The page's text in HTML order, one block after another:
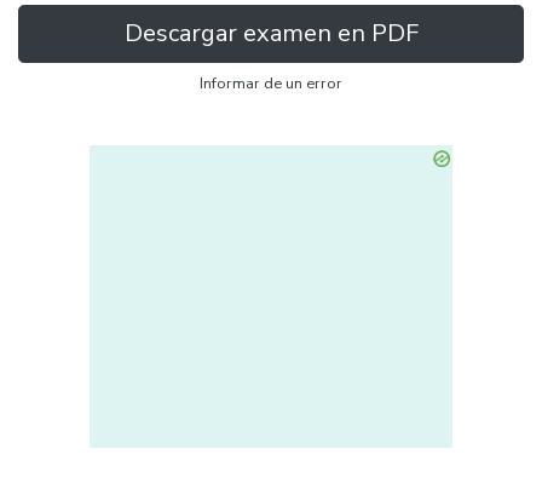
Descargar examen en PDF
Informar de un error